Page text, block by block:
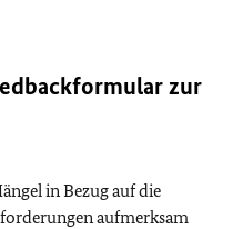
zur
in Bezug auf die
aufmerksam